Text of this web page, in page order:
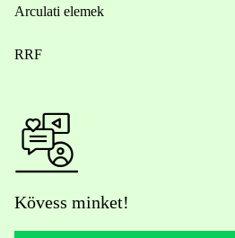
Arculati elemek
RRF
Kövess minket!